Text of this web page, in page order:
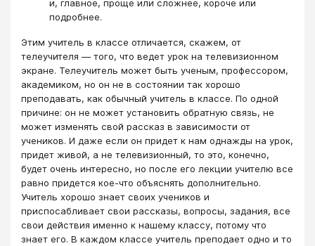
и, главное, проще или сложнее, короче или
подробнее.
Этим учитель в классе отличается, скажем, от
телеучителя — того, что ведет урок на телевизионном
экране. Телеучитель может быть ученым, профессором,
академиком, но он не в состоянии так хорошо
преподавать, как обычный учитель в классе. По одной
причине: он не может установить обратную связь, не
может изменять свой рассказ в зависимости от
учеников. И даже если он придет к нам однажды на урок,
придет живой, а не телевизионный, то это, конечно,
будет очень интересно, но после его лекции учителю все
равно придется кое-что объяснять дополнительно.
Учитель хорошо знает своих учеников и
приспосабливает свои рассказы, вопросы, задания, все
свои действия именно к нашему классу, потому что
знает его. В каждом классе учитель преподает одно и то